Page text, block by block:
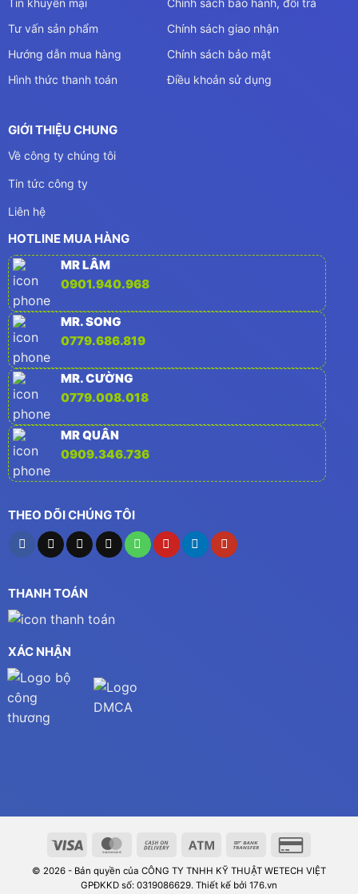
Tư vấn sản phẩm
Hướng dẫn mua hàng
Hình thức thanh toán
Chính sách giao nhận
Chính sách bảo mật
Điều khoản sử dụng
GIỚI THIỆU CHUNG
Về công ty chúng tôi
Tin tức công ty
Liên hệ
HOTLINE MUA HÀNG
MR LÂM
0901.940.968
MR. SONG
0779.686.819
MR. CƯỜNG
0779.008.018
MR QUÂN
0909.346.736
THEO DÕI CHÚNG TÔI
THANH TOÁN
XÁC NHẬN
© 2026 - Bản quyền của CÔNG TY TNHH KỸ THUẬT WETECH VIỆT
GPĐKKD số: 0319086629. Thiết kế bởi 176.vn